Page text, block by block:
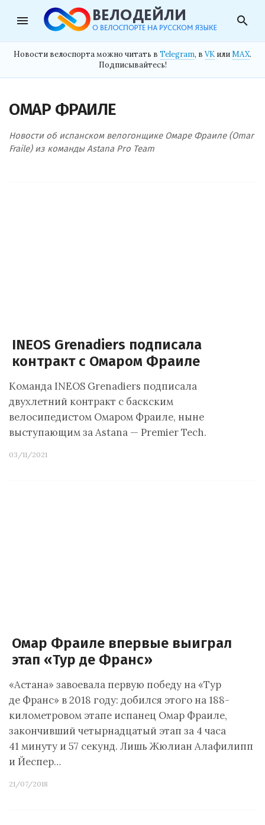
menu search
Новости велоспорта можно читать в Telegram, в VK илиMAX.
Подписывайтесь!
ОМАР ФРАИЛЕ
Новости об испанском велогонщике Омаре Фраиле (Omar
Fraile) из команды Astana Pro Team
INEOS Grenadiers подписала
контракт с Омаром Фраиле
Команда INEOS Grenadiers подписала
двухлетний контракт с баскским
велосипедистом Омаром Фраиле, ныне
выступающим за Astana — Premier Tech.
03/11/2021
Омар Фраиле впервые выиграл
этап «Тур де Франс»
«Астана» завоевала первую победу на «Тур
де Франс» в 2018 году: добился этого на 188-
километровом этапе испанец Омар Фраиле,
закончивший четырнадцатый этап за 4 часа
41 минуту и 57 секунд. Лишь Жюлиан Алафилипп
и Йеспер…
21/07/2018